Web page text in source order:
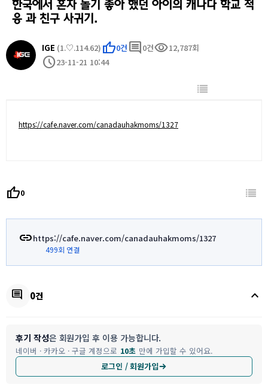
한국에서 혼자 놀기 좋아 했던 아이의 캐나다 학교 적
응 과 친구 사귀기.
IGE (1.♡.114.62) thumb_up0건 comment 0건visibility12,787회
schedule23-11-21 10:44
https://cafe.naver.com/canadauhakmoms/1327
thumb_up0
linkhttps://cafe.naver.com/canadauhakmoms/1327
499회 연결
comment 0건 keyboard_arrow_up
후기 작성은 회원가입 후 이용 가능합니다.
네이버 · 카카오 · 구글 계정으로 10초 만에 가입할 수 있어요.
로그인 / 회원가입